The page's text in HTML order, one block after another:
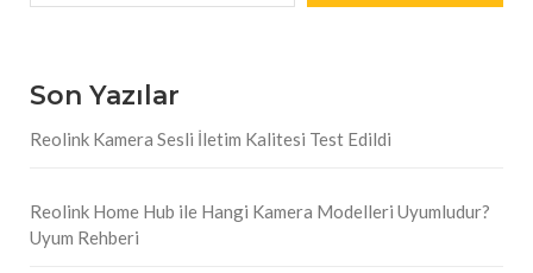
Son Yazılar
Reolink Kamera Sesli İletim Kalitesi Test Edildi
Reolink Home Hub ile Hangi Kamera Modelleri Uyumludur?
Uyum Rehberi